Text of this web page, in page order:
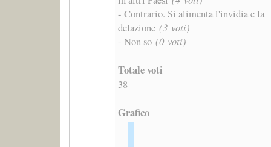
- Contrario. Si alimenta l'invidia e la
delazione (3 voti)
- Non so (0 voti)
Totale voti
38
Grafico